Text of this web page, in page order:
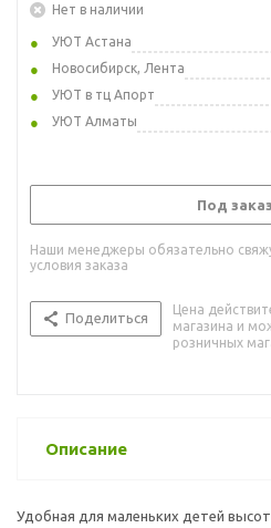
Нет в наличии
УЮТ Астана
Новосибирск, Лента
УЮТ в тц Апорт
УЮТ Алматы
Под заказ
Наши менеджеры обязательно
условия заказа
Поделиться
Цена
магазина и
розничных
Описание
Удобная для маленьких детей